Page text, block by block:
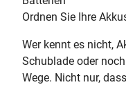
Ordnen Sie Ihre
Wer kennt es nicht,
Schublade oder
Wege. Nicht nur,